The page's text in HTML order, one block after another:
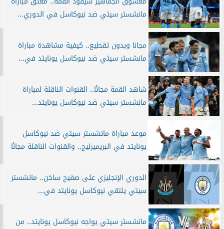
مانشستر سيتي ضد نيوكاسل في الدوري...
مجانا وبدون تقطيع.. كيفية مشاهدة مباراة
مانشستر سيتي ضد نيوكاسل يونايتد في...
شاهد القمة مجانًا.. القنوات الناقلة لمباراة
مانشستر سيتي ضد نيوكاسل يونايتد...
موعد مباراة مانشستر سيتي ضد نيوكاسل
يونايتد في البريميرليج.. والقنوات الناقلة مجانًا
الدوري الإنجليزي على صفيح ساخن.. مانشستر
سيتي يلتقي نيوكاسل يونايتد في...
مانشستر سيتي يواجه نيوكاسل يونايتد.. من